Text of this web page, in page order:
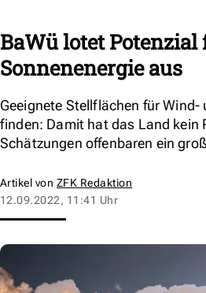
BaWü lotet
Sonnenenergie aus
Geeignete Stellflächen für Wind-
finden: Damit hat das Land kein
Schätzungen offenbaren ein
Artikel von ZFK Redaktion
12.09.2022, 11:41 Uhr